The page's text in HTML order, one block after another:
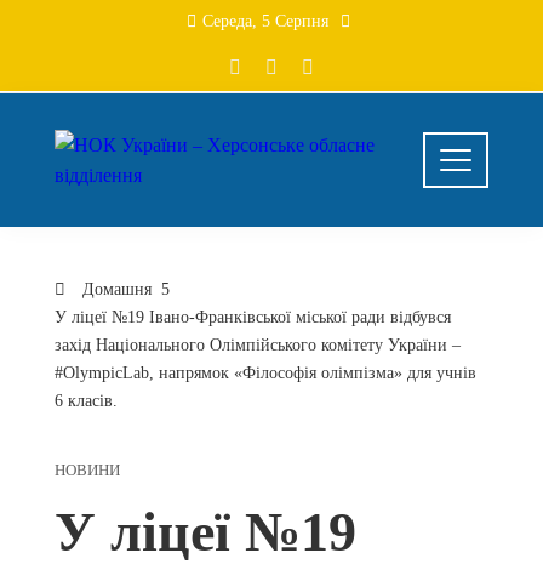
Середа, 5 Серпня
Домашня
У ліцеї №19 Івано-Франківської міської ради відбувся
захід Національного Олімпійського комітету України –
#OlympicLab, напрямок «Філософія олімпізма» для учнів
6 класів.
НОВИНИ
У ліцеї №19